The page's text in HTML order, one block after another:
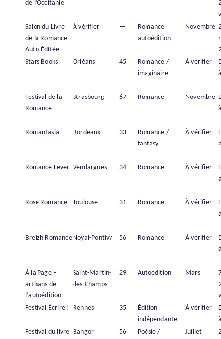
de l’Occitanie
Salon du Livre
de la Romance
Auto-Éditée
À vérifier —
Romance
autoédition
Novembre
Stars Books
Orléans 45
Romance /
imaginaire
À vérifier
Festival de la
Romance
Strasbourg 67 Romance Novembre
Romantasia Bordeaux 33
Romance /
fantasy
À vérifier
Romance Fever Vendargues 34 Romance À vérifier
Rose Romance Toulouse 31 Romance À vérifier
Breizh Romance Noyal-Pontivy 56 Romance À vérifier
À la Page –
artisans de
l’autoédition
Saint-Martin-
des-Champs
29 Autoédition Mars
Festival Écrire !
Rennes 35
Édition
indépendante
À vérifier
Festival du livre Bangor 56
Poésie /
Juillet